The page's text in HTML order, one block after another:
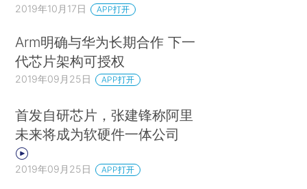
2019年10月17日 APP打开
Arm明确与华为长期合作 下一
代芯片架构可授权
2019年09月25日 APP打开
首发自研芯片，张建锋称阿里
未来将成为软硬件一体公司
2019年09月25日 APP打开